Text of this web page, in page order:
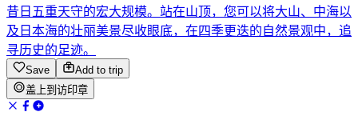
昔日五重天守的宏大规模。站在山顶，您可以将大山、中海以
及日本海的壮丽美景尽收眼底，在四季更迭的自然景观中，追
寻历史的足迹。
Save
Add to trip
盖上到访印章